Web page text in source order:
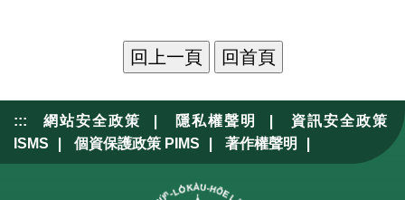
::: 網站安全政策 | 隱私權聲明 |
資訊安全政策
ISMS
| 個資保護政策 PIMS | 著作權聲明 |